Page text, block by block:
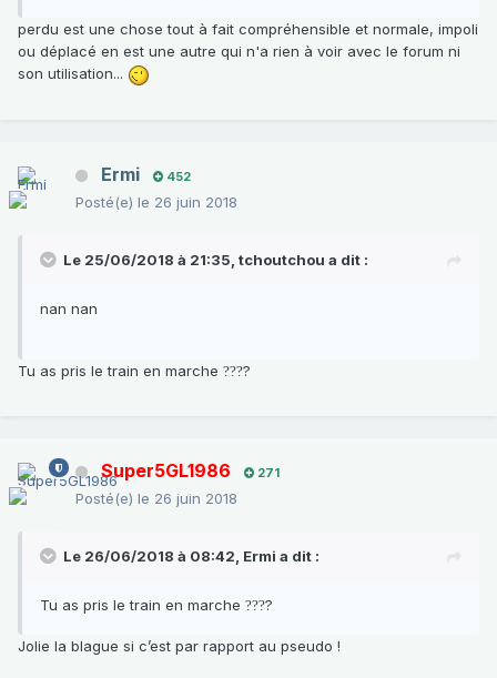
perdu est une chose tout à fait compréhensible et normale, impoli
ou déplacé en est une autre qui n'a rien à voir avec le forum ni
son utilisation...
Ermi 452
Posté(e) le 26 juin 2018
Le 25/06/2018 à 21:35, tchoutchou a dit :
nan nan
Tu as pris le train en marche ????
Super5GL1986 271
Posté(e) le 26 juin 2018
Le 26/06/2018 à 08:42, Ermi a dit :
Tu as pris le train en marche ????
Jolie la blague si c’est par rapport au pseudo !